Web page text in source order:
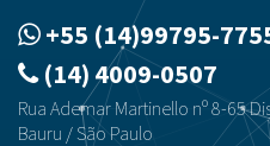
+55 (14)99795-
(14) 4009-0507
Rua Ademar Martinello nº 8-65
Bauru / São Paulo